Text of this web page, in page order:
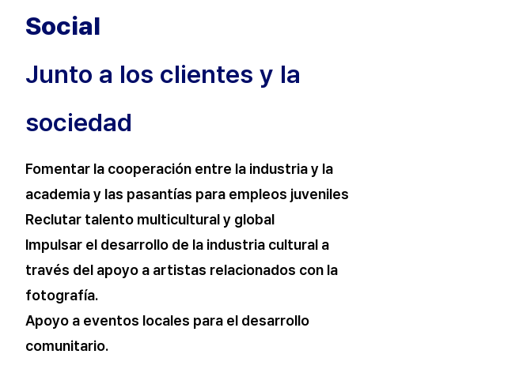
Social
Junto a los clientes y la
sociedad
Fomentar la cooperación entre la industria y la
academia y las pasantías para empleos juveniles
Reclutar talento multicultural y global
Impulsar el desarrollo de la industria cultural a
través del apoyo a artistas relacionados con la
fotografía.
Apoyo a eventos locales para el desarrollo
comunitario.